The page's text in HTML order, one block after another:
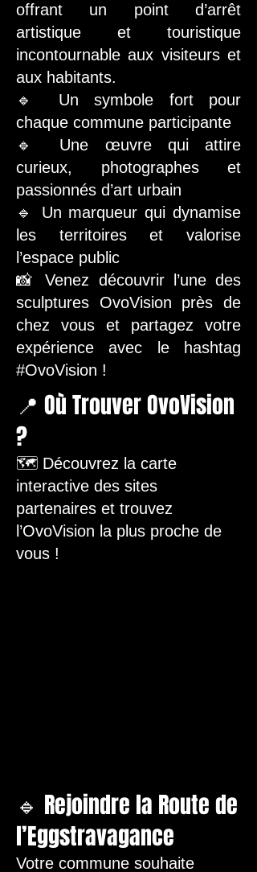
offrant un point d’arrêt
artistique et touristique
incontournable aux visiteurs et
aux habitants.
🔹 Un symbole fort pour
chaque commune participante
🔹 Une œuvre qui attire
curieux, photographes et
passionnés d’art urbain
🔹 Un marqueur qui dynamise
les territoires et valorise
l’espace public
📸 Venez découvrir l’une des
sculptures OvoVision près de
chez vous et partagez votre
expérience avec le hashtag
#OvoVision !
📍 Où Trouver OvoVision
?
🗺️ Découvrez la carte
interactive des sites
partenaires et trouvez
l’OvoVision la plus proche de
vous !
🔹 Rejoindre la Route de
l’Eggstravagance
Votre commune souhaite